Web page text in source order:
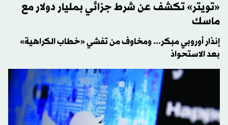
«تويتر» تكشف عن شرط جزائي بمليار دولار مع
ماسك
إنذار أوروبي مبكر... ومخاوف من تفشي «خطاب الكراهية»
بعد الاستحواذ